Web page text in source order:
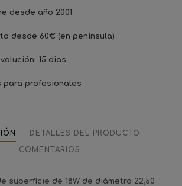
desde año 2001
desde 60€ (en península)
15 días
para profesionales
DETALLES DEL PRODUCTO
COMENTARIOS
superficie de 18W de diámetro 22,50